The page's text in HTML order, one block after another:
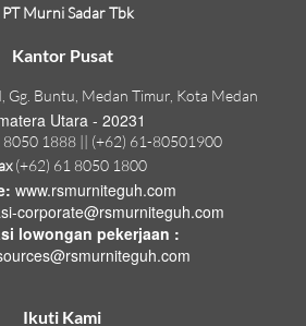
PT Murni Sadar Tbk
Kantor Pusat
Gg. Buntu, Medan Timur, Kota Medan
Utara - 20231
8050 1888 || (+62) 61-80501900
(+62) 61 8050 1800
www.rsmurniteguh.com
corporate@rsmurniteguh.com
lowongan pekerjaan :
Ikuti Kami